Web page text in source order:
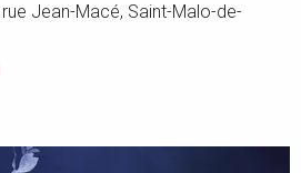
Jean-Macé, Saint-Malo-de-